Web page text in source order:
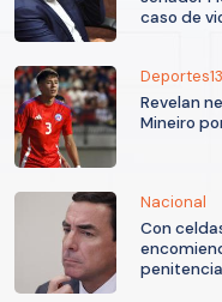
caso de
Deportes13
Revelan
Mineiro
Nacional
Con